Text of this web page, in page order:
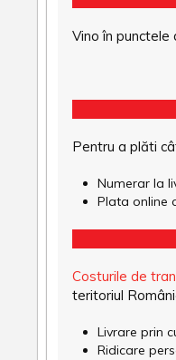
Vino în punctele
Pentru a plăti
Numerar la
Plata online
Costurile de
teritoriul
Livrare prin
Ridicare